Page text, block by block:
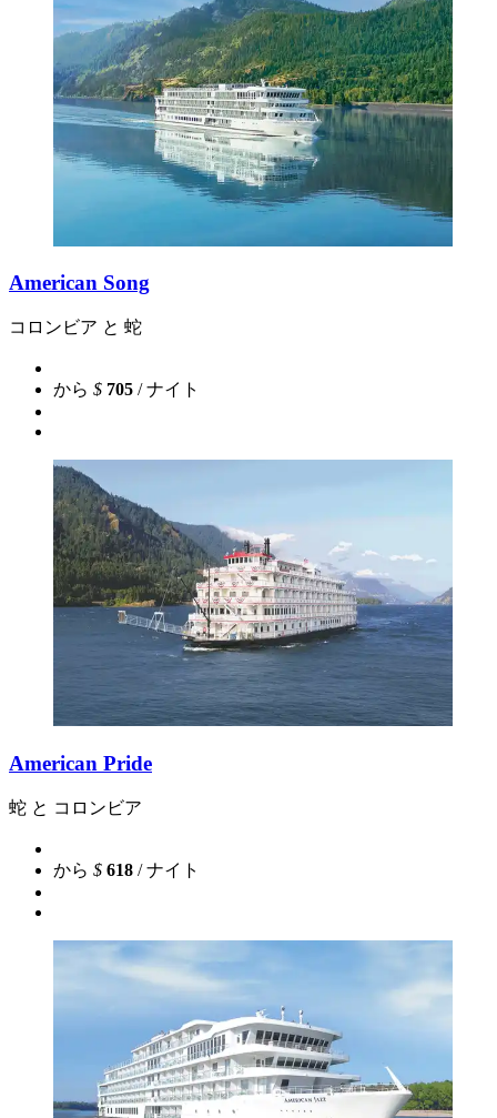
American Song
コロンビア と 蛇
から $ 705 / ナイト
American Pride
蛇 と コロンビア
から $ 618 / ナイト